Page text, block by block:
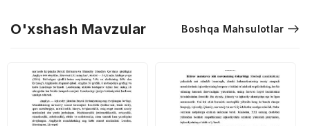
O'xshash Mavzular Boshqa Mahsulotlar